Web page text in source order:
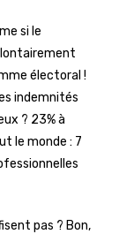
si le
électoral !
indemnités
? 23% à
le monde : 7
pas ? Bon,